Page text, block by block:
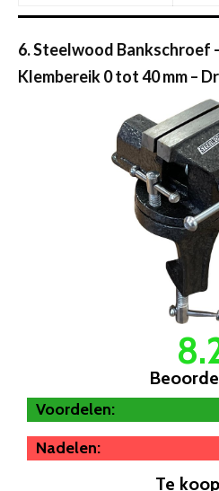
6. Steelwood Bankschroef
Klembereik 0 tot 40 mm –
Voordelen:
Nadelen:
Te